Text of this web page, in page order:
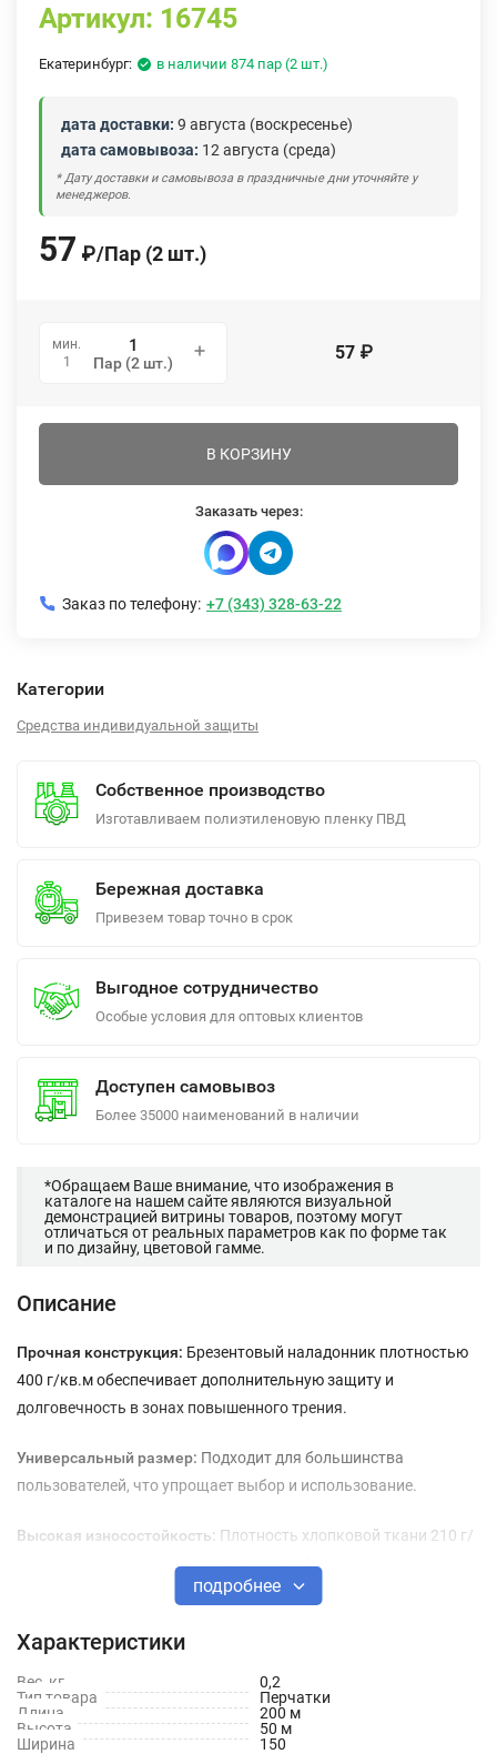
Артикул: 16745
Екатеринбург: в наличии 874 пар (2 шт.)
дата доставки: 9 августа (воскресенье)
дата самовывоза: 12 августа (среда)
* Дату доставки и самовывоза в праздничные дни уточняйте у
менеджеров.
57 ₽/Пар (2 шт.)
мин.
1
Пар (2 шт.) 57 ₽
В КОРЗИНУ
Заказать через:
Заказ по телефону: +7 (343) 328-63-22
Категории
Средства индивидуальной защиты
Собственное производство
Изготавливаем полиэтиленовую пленку ПВД
Бережная доставка
Привезем товар точно в срок
Выгодное сотрудничество
Особые условия для оптовых клиентов
Доступен самовывоз
Более 35000 наименований в наличии
*Обращаем Ваше внимание, что изображения в
каталоге на нашем сайте являются визуальной
демонстрацией витрины товаров, поэтому могут
отличаться от реальных параметров как по форме так
и по дизайну, цветовой гамме.
Описание
Прочная конструкция: Брезентовый наладонник плотностью
400 г/кв.м обеспечивает дополнительную защиту и
долговечность в зонах повышенного трения.
Универсальный размер: Подходит для большинства
пользователей, что упрощает выбор и использование.
Высокая износостойкость: Плотность хлопковой ткани 210 г/
кв.м гарантирует долговечность и комфорт при длительном
подробнее
Характеристики
Вес, кг
0,2
Тип товара
Перчатки
Длина
200 м
Высота
50 м
Ширина
150